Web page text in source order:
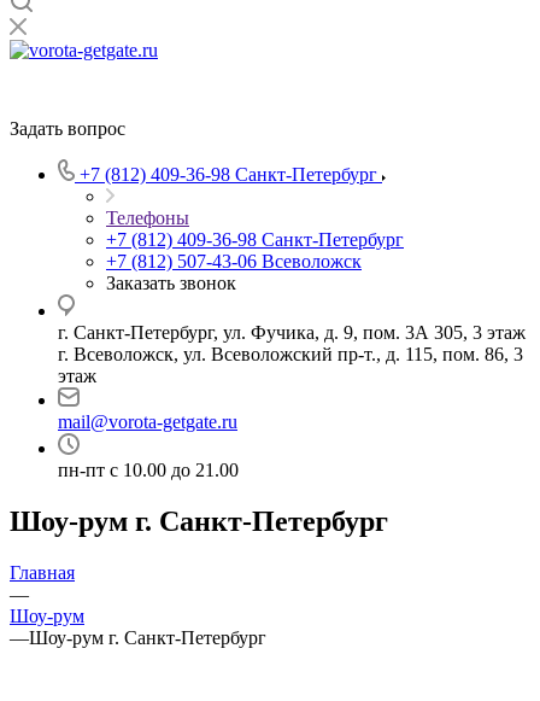
Задать вопрос
+7 (812) 409-36-98 Санкт-Петербург
Телефоны
+7 (812) 409-36-98 Санкт-Петербург
+7 (812) 507-43-06 Всеволожск
Заказать звонок
г. Санкт-Петербург, ул. Фучика, д. 9, пом. 3А 305, 3 этаж
г. Всеволожск, ул. Всеволожский пр-т., д. 115, пом. 86, 3
этаж
mail@vorota-getgate.ru
пн-пт c 10.00 до 21.00
Шоу-рум г. Санкт-Петербург
Главная
—
Шоу-рум
—Шоу-рум г. Санкт-Петербург